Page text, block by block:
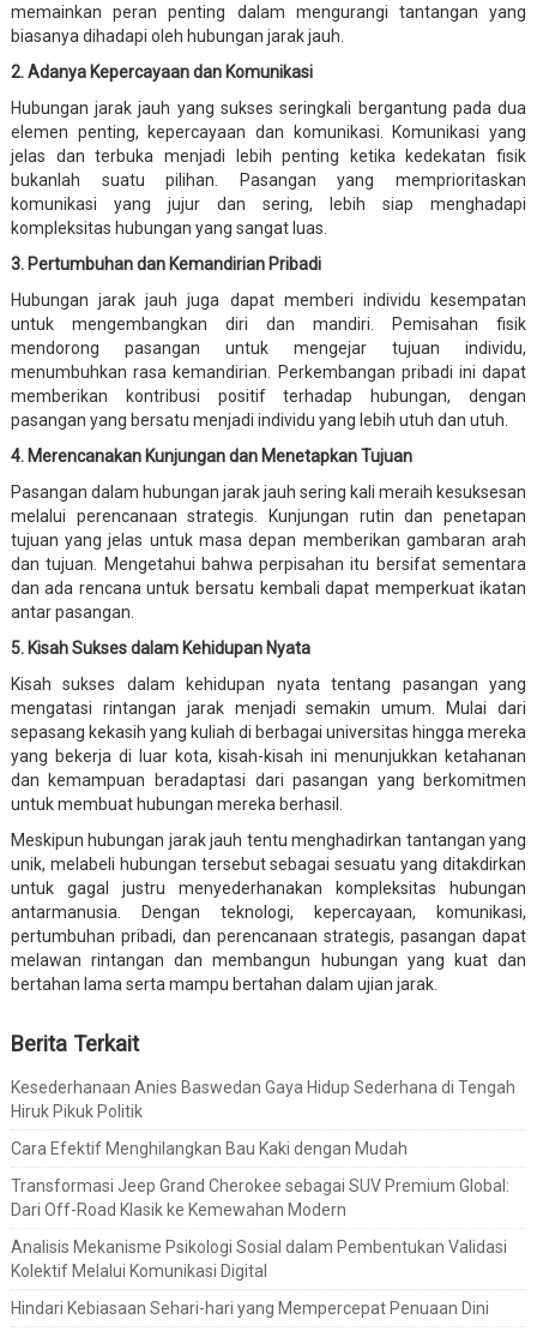
memainkan peran penting dalam mengurangi tantangan yang
biasanya dihadapi oleh hubungan jarak jauh.
2. Adanya Kepercayaan dan Komunikasi
Hubungan jarak jauh yang sukses seringkali bergantung pada dua
elemen penting, kepercayaan dan komunikasi. Komunikasi yang
jelas dan terbuka menjadi lebih penting ketika kedekatan fisik
bukanlah suatu pilihan. Pasangan yang memprioritaskan
komunikasi yang jujur dan sering, lebih siap menghadapi
kompleksitas hubungan yang sangat luas.
3. Pertumbuhan dan Kemandirian Pribadi
Hubungan jarak jauh juga dapat memberi individu kesempatan
untuk mengembangkan diri dan mandiri. Pemisahan fisik
mendorong pasangan untuk mengejar tujuan individu,
menumbuhkan rasa kemandirian. Perkembangan pribadi ini dapat
memberikan kontribusi positif terhadap hubungan, dengan
pasangan yang bersatu menjadi individu yang lebih utuh dan utuh.
4. Merencanakan Kunjungan dan Menetapkan Tujuan
Pasangan dalam hubungan jarak jauh sering kali meraih kesuksesan
melalui perencanaan strategis. Kunjungan rutin dan penetapan
tujuan yang jelas untuk masa depan memberikan gambaran arah
dan tujuan. Mengetahui bahwa perpisahan itu bersifat sementara
dan ada rencana untuk bersatu kembali dapat memperkuat ikatan
antar pasangan.
5. Kisah Sukses dalam Kehidupan Nyata
Kisah sukses dalam kehidupan nyata tentang pasangan yang
mengatasi rintangan jarak menjadi semakin umum. Mulai dari
sepasang kekasih yang kuliah di berbagai universitas hingga mereka
yang bekerja di luar kota, kisah-kisah ini menunjukkan ketahanan
dan kemampuan beradaptasi dari pasangan yang berkomitmen
untuk membuat hubungan mereka berhasil.
Meskipun hubungan jarak jauh tentu menghadirkan tantangan yang
unik, melabeli hubungan tersebut sebagai sesuatu yang ditakdirkan
untuk gagal justru menyederhanakan kompleksitas hubungan
antarmanusia. Dengan teknologi, kepercayaan, komunikasi,
pertumbuhan pribadi, dan perencanaan strategis, pasangan dapat
melawan rintangan dan membangun hubungan yang kuat dan
bertahan lama serta mampu bertahan dalam ujian jarak.
Berita Terkait
Kesederhanaan Anies Baswedan Gaya Hidup Sederhana di Tengah
Hiruk Pikuk Politik
Cara Efektif Menghilangkan Bau Kaki dengan Mudah
Transformasi Jeep Grand Cherokee sebagai SUV Premium Global:
Dari Off-Road Klasik ke Kemewahan Modern
Analisis Mekanisme Psikologi Sosial dalam Pembentukan Validasi
Kolektif Melalui Komunikasi Digital
Hindari Kebiasaan Sehari-hari yang Mempercepat Penuaan Dini